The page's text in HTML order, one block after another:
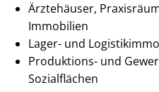
Ärztehäuser,
Immobilien
Lager- und
Produktions- und
Sozialflächen